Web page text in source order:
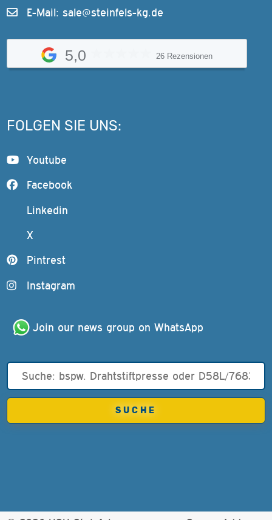
E-Mail: sale@steinfels-kg.de
5,0 26 Rezensionen
FOLGEN SIE UNS:
Youtube
Facebook
Linkedin
X
Pintrest
Instagram
Join our news group on WhatsApp